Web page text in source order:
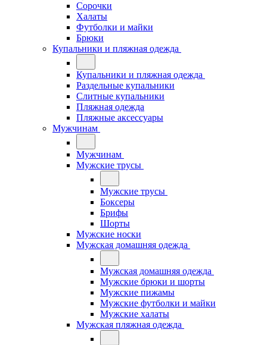
Сорочки
Халаты
Футболки и майки
Брюки
Купальники и пляжная одежда
Купальники и пляжная одежда
Раздельные купальники
Слитные купальники
Пляжная одежда
Пляжные аксессуары
Мужчинам
Мужчинам
Мужские трусы
Мужские трусы
Боксеры
Брифы
Шорты
Мужские носки
Мужская домашняя одежда
Мужская домашняя одежда
Мужские брюки и шорты
Мужские пижамы
Мужские футболки и майки
Мужские халаты
Мужская пляжная одежда